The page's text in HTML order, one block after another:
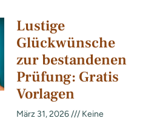
Lustige
Glückwünsche
zur bestandenen
Prüfung: Gratis
Vorlagen
März 31, 2026
Keine